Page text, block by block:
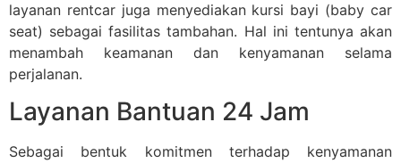
layanan rentcar juga menyediakan kursi bayi (baby car
seat) sebagai fasilitas tambahan. Hal ini tentunya akan
menambah keamanan dan kenyamanan selama
perjalanan.
Layanan Bantuan 24 Jam
Sebagai bentuk komitmen terhadap kenyamanan